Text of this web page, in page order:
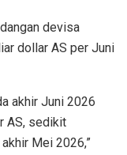
devisa
dollar AS per Juni
akhir Juni 2026
AS, sedikit
Mei 2026,”